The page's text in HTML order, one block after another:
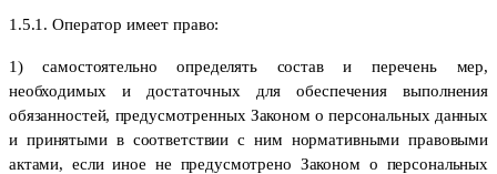
1.5.1. Оператор имеет право:
1) самостоятельно определять состав и перечень мер,
необходимых и достаточных для обеспечения выполнения
обязанностей, предусмотренных Законом о персональных данных
и принятыми в соответствии с ним нормативными правовыми
актами, если иное не предусмотрено Законом о персональных